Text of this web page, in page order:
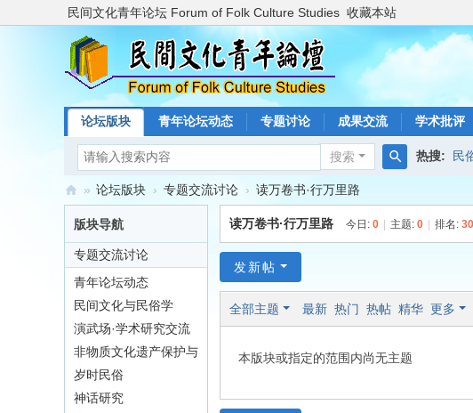
民间文化青年论坛 Forum of Folk Culture Studies 收藏本站
论坛版块 青年论坛动态 专题讨论 成果交流 学术批评
搜索
索
热搜: 民
民
间
文
化
年
论
坛
» 论坛版块 › 专题交流讨论 › 读万卷书·行万里路
版块导航
专题交流讨论
青年论坛动态
民间文化与民俗学
演武场·学术研究交流
非物质文化遗产保护与
研究
岁时民俗
神话研究
读万卷书·行万里路 今日: 0 主题: 0 排名: 30
发新帖
全部主题 最新 热门 热帖 精华 更多
本版块或指定的范围内尚无主题